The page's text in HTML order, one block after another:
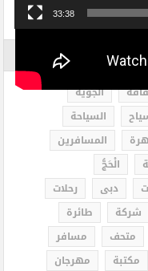
33:38
الجوية
السياحة
المسافرين
الْحَجُّ
دبى
رحلات
شركة
طائرة
متحف
مسافر
مكتبة
مهرجان